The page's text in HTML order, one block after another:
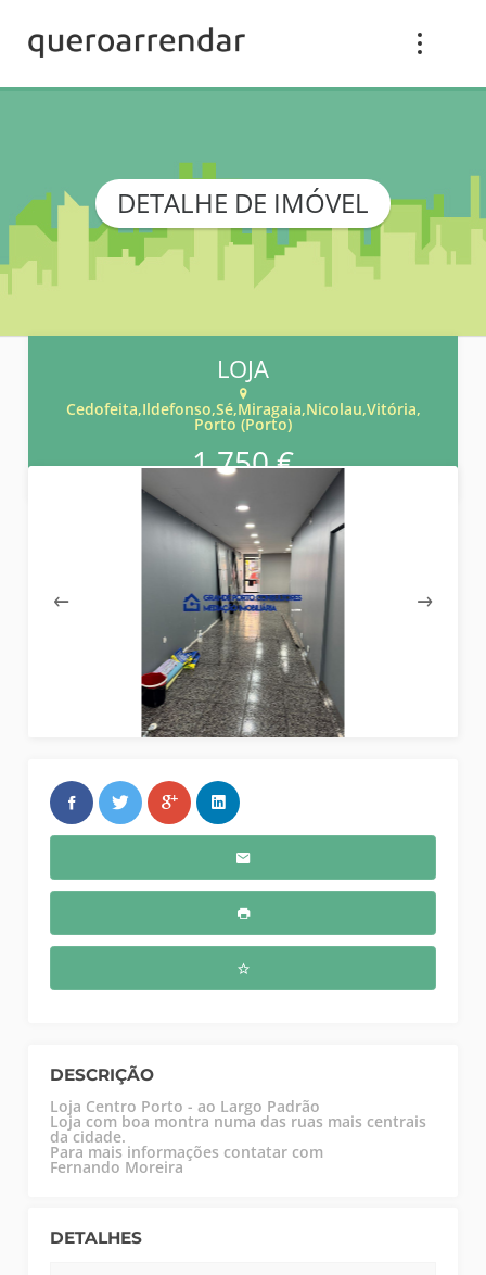
DETALHE DE IMÓVEL
LOJA
Cedofeita,Ildefonso,Sé,Miragaia,Nicolau,Vitória,
Porto (Porto)
1 750 €
DESCRIÇÃO
Loja Centro Porto - ao Largo Padrão
Loja com boa montra numa das ruas mais centrais
da cidade.
Para mais informações contatar com
Fernando Moreira
DETALHES